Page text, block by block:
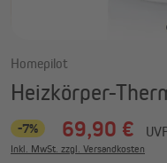
Homepilot
Heizkörper-
-7% 69,90 €
Inkl. MwSt. zzgl. Versandkosten